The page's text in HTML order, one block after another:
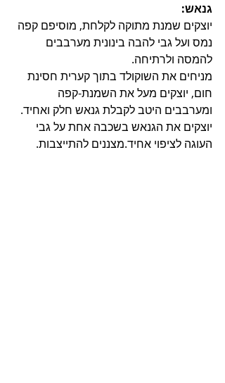
גנאש:
יוצקים שמנת מתוקה לקלחת, מוסיפם קפה
נמס ועל גבי להבה בינונית מערבבים
להמסה ולרתיחה.
מניחים את השוקולד בתוך קערית חסינת
חום, יוצקים מעל את השמנת-קפה
ומערבבים היטב לקבלת גנאש חלק ואחיד.
יוצקים את הגנאש בשכבה אחת על גבי
העוגה לציפוי אחיד.מצננים להתייצבות.